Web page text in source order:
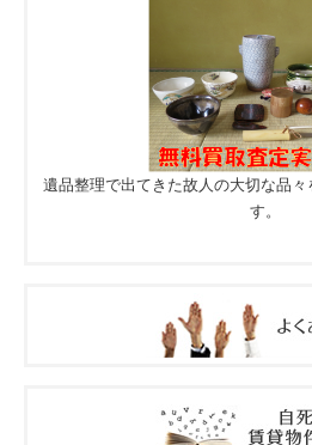
遺品整理で出てきた故人の大切な品
す。